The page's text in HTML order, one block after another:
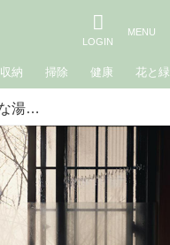
収納 掃除 健康 花と緑
標高1,050mの自然豊かな湯治場「扉温泉 明神館」で楽しむ“最高の休日”プラン。神様も訪れた!?極上温泉と信州の恵みを贅沢に味わう食事